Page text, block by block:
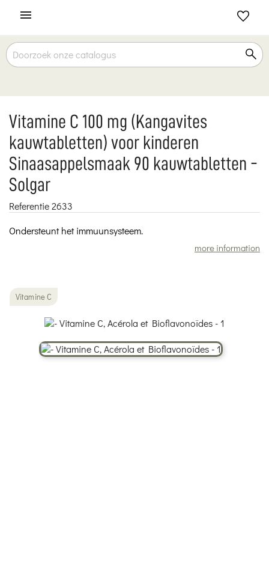

Vitamine C 100 mg (Kangavites
kauwtabletten) voor kinderen
Sinaasappelsmaak 90 kauwtabletten -
Solgar
Referentie2633
Ondersteunt het immuunsysteem.
more information
Vitamine C